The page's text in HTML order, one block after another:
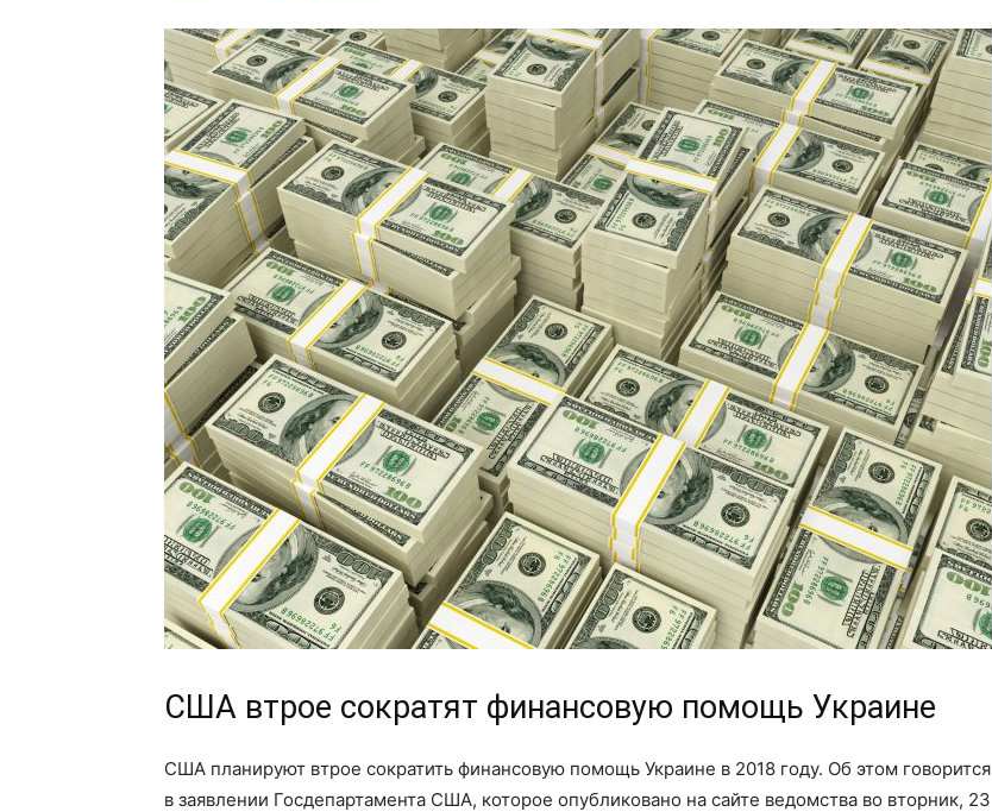
США втрое сократят финансовую помощь Украине
США планируют втрое сократить финансовую помощь Украине в 2018 году. Об этом говорится
в заявлении Госдепартамента США, которое опубликовано на сайте ведомства во вторник, 23